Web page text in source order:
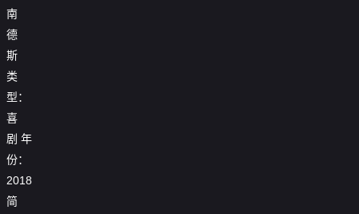
南
德
斯
类
型：
喜
剧 年
份：
2018
简